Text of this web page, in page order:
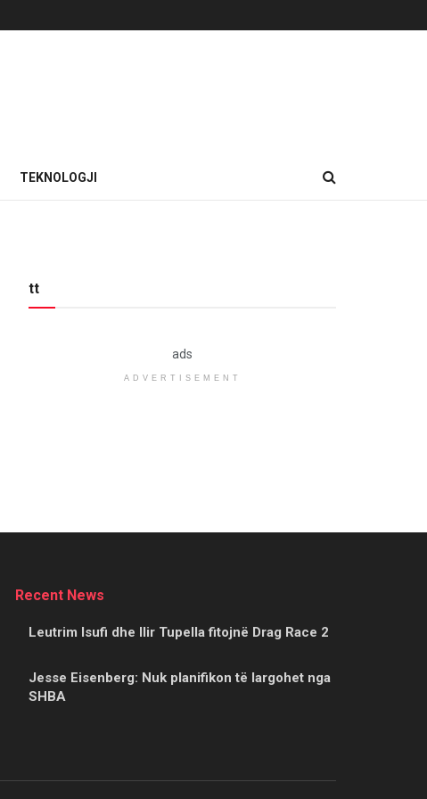
TEKNOLOGJI
tt
ads
ADVERTISEMENT
Recent News
Leutrim Isufi dhe Ilir Tupella fitojnë Drag Race 2
Jesse Eisenberg: Nuk planifikon të largohet nga
SHBA